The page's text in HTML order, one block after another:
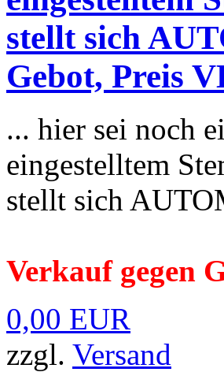
stellt sich
Gebot, Preis
... hier sei noch
eingestelltem
stellt sich
Verkauf gegen
0,00 EUR
zzgl. Versand